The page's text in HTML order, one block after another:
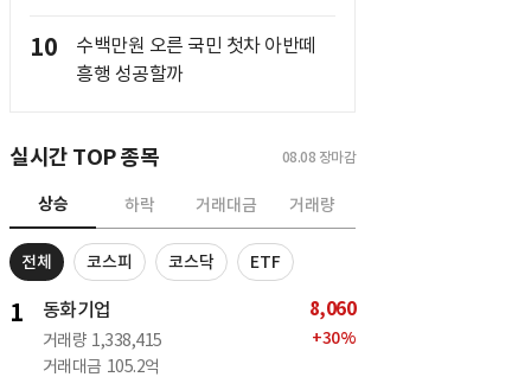
10
수백만원 오른 국민 첫차 아반떼
흥행 성공할까
실시간 TOP 종목 08.08 장마감
상승 하락 거래대금 거래량
전체 코스피 코스닥 ETF
1 동화기업
거래량 1,338,415
거래대금 105.2억
8,060
+30%